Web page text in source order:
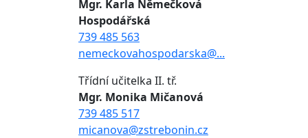
Mgr. Karla Němečková
Hospodářská
739 485 563
nemeckovahospodarska@...
Třídní učitelka II. tř.
Mgr. Monika Mičanová
739 485 517
micanova@zstrebonin.cz